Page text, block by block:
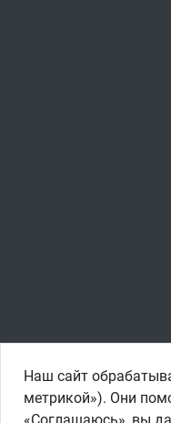
Наш сайт
метрикой»). Они